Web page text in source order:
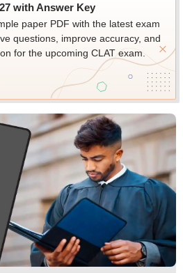
with Answer Key
paper PDF with the latest exam
questions, improve accuracy, and
for the upcoming CLAT exam.